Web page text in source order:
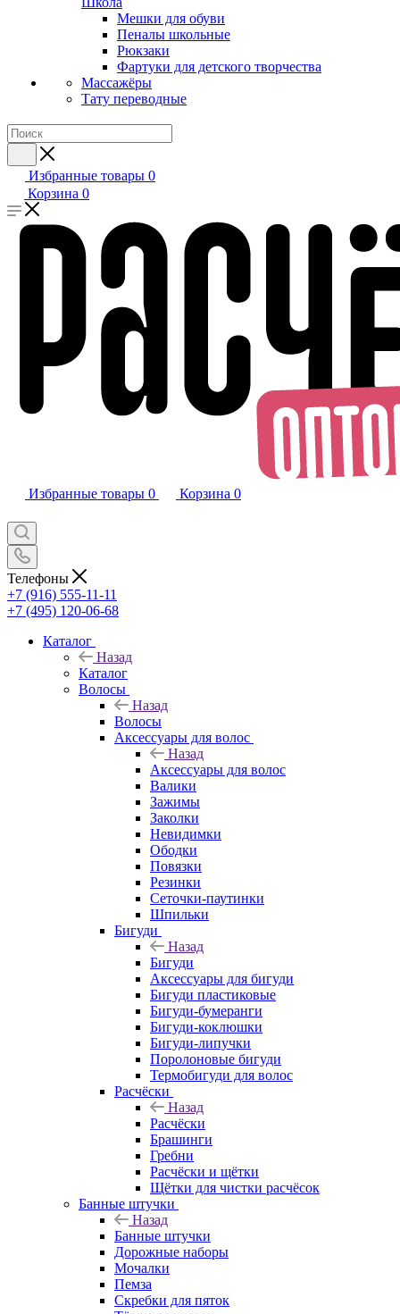
Мешки для обуви
Пеналы школьные
Рюкзаки
Фартуки для детского творчества
Массажёры
Тату переводные
Избранные товары 0
Корзина 0
Избранные товары 0 Корзина 0
Телефоны
+7 (916) 555-11-11
+7 (495) 120-06-68
Каталог
Назад
Каталог
Волосы
Назад
Волосы
Аксессуары для волос
Назад
Аксессуары для волос
Валики
Зажимы
Заколки
Невидимки
Ободки
Повязки
Резинки
Сеточки-паутинки
Шпильки
Бигуди
Назад
Бигуди
Аксессуары для бигуди
Бигуди пластиковые
Бигуди-бумеранги
Бигуди-коклюшки
Бигуди-липучки
Поролоновые бигуди
Термобигуди для волос
Расчёски
Назад
Расчёски
Брашинги
Гребни
Расчёски и щётки
Щётки для чистки расчёсок
Банные штучки
Назад
Банные штучки
Дорожные наборы
Мочалки
Пемза
Скребки для пяток